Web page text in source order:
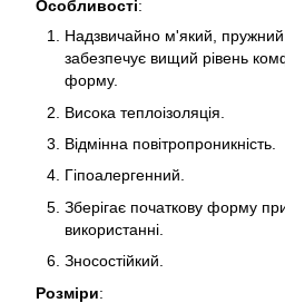
Особливості:
Надзвичайно м'який,
забезпечує вищий рівень
форму.
Висока теплоізоляція.
Відмінна повітропроникність.
Гіпоалергенний.
Зберігає початкову форму
використанні.
Зносостійкий.
Розміри: